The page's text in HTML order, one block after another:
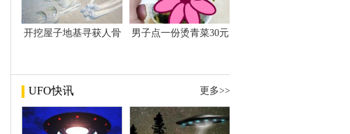
开挖屋子地基寻获人骨
男子点一份烫青菜30元
UFO快讯 更多>>